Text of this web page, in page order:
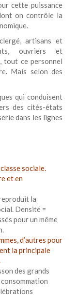
cette puissance
on contrôle la
artisans et
ouvriers et
tout ce personnel
Mais selon des
qui conduisent
des cités-états
dans les lignes
sociale.
et en
la
Densité =
pour un même
d’autres pour
la principale
des grands